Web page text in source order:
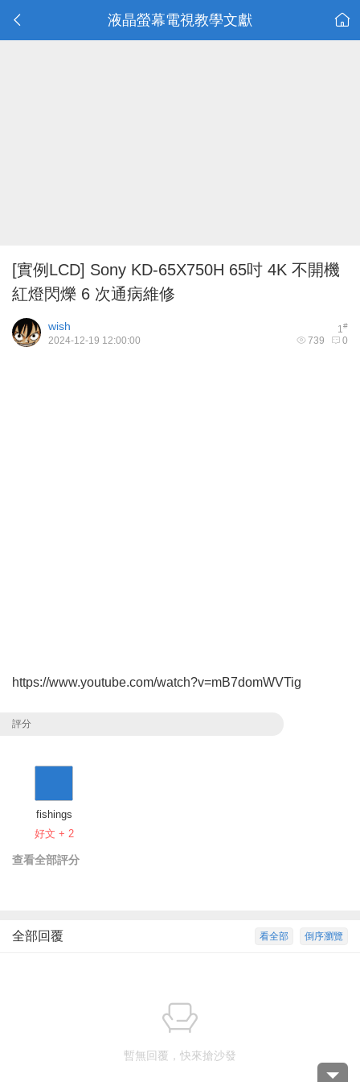
液晶螢幕電視教學文獻
[實例LCD] Sony KD-65X750H 65吋 4K 不開機
紅燈閃爍 6 次通病維修
1#
wish
739 0
2024-12-19 12:00:00
https://www.youtube.com/watch?v=mB7domWVTig
評分
fishings
好文 + 2
查看全部評分
倒序瀏覽
看全部
全部回覆
暫無回覆，快來搶沙發